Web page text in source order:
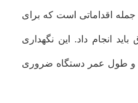
اقداماتی است که برای
انجام داد. این نگهداری
و طول عمر دستگاه ضروری